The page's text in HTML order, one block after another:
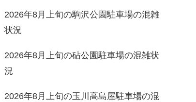
2026年8月上旬の駒沢公園駐車場の混雑
状況
2026年8月上旬の砧公園駐車場の混雑状
況
2026年8月上旬の玉川高島屋駐車場の混